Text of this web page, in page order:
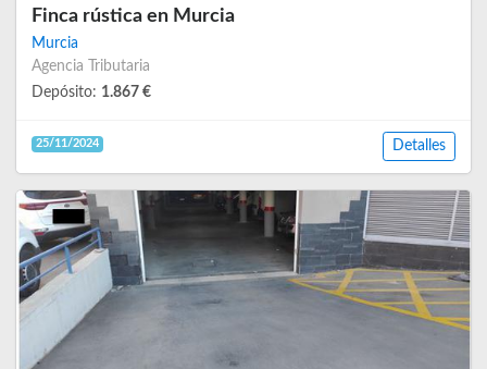
Finca rústica en Murcia
Murcia
Agencia Tributaria
Depósito: 1.867 €
25/11/2024 Detalles